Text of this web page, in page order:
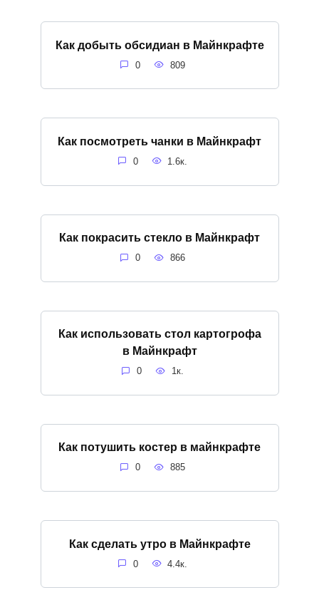
Как добыть обсидиан в Майнкрафте
0 809
Как посмотреть чанки в Майнкрафт
0 1.6к.
Как покрасить стекло в Майнкрафт
0 866
Как использовать стол картогрофа
в Майнкрафт
0 1к.
Как потушить костер в майнкрафте
0 885
Как сделать утро в Майнкрафте
0 4.4к.